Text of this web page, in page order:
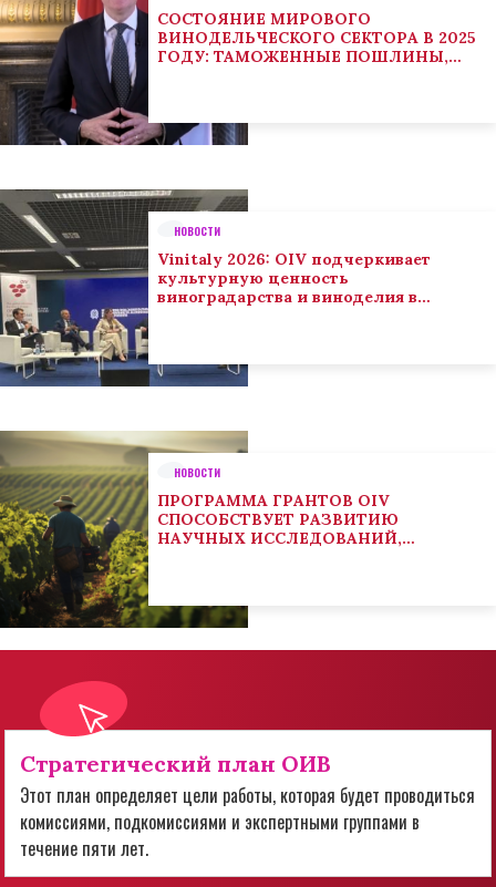
СОСТОЯНИЕ МИРОВОГО
ВИНОДЕЛЬЧЕСКОГО СЕКТОРА В 2025
ГОДУ: ТАМОЖЕННЫЕ ПОШЛИНЫ,
НОВОСТИ
Vinitaly 2026: OIV подчеркивает
культурную ценность
виноградарства и виноделия в
НОВОСТИ
ПРОГРАММА ГРАНТОВ OIV
СПОСОБСТВУЕТ РАЗВИТИЮ
НАУЧНЫХ ИССЛЕДОВАНИЙ,
Стратегический план ОИВ
Этот план определяет цели работы, которая будет проводиться
комиссиями, подкомиссиями и экспертными группами в
течение пяти лет.